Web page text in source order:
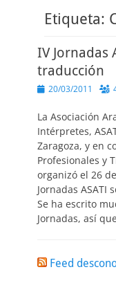
Etiqueta:
IV Jornadas
traducción
Publicado
20/03/2011
La Asociación
Intérpretes,
Zaragoza, y en
Profesionales y
organizó el 26
Jornadas ASATI
Se ha escrito
Jornadas, así que
Feed